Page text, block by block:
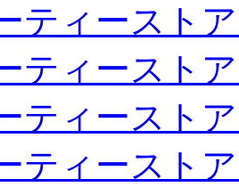
ティースト
ティースト
ティースト
ティースト